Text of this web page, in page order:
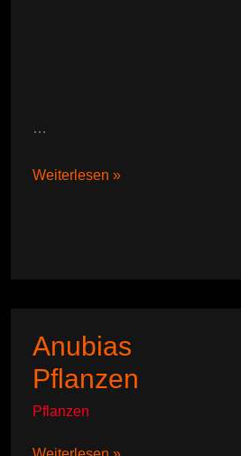
…
Pflanzen
Weiterlesen »
Anubias
Pflanzen
Pflanzen
Anubias